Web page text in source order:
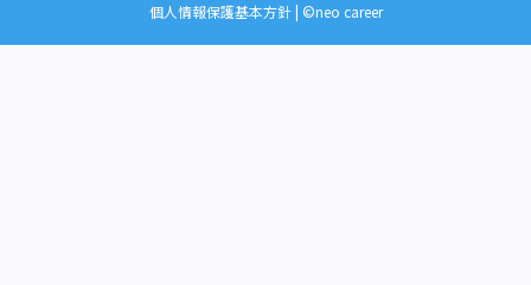
個人情報保護基本方針| ©neo career